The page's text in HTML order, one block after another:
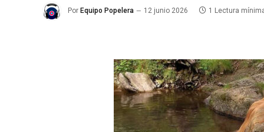
Por Equipo Popelera 12 junio 2026 1 Lectura